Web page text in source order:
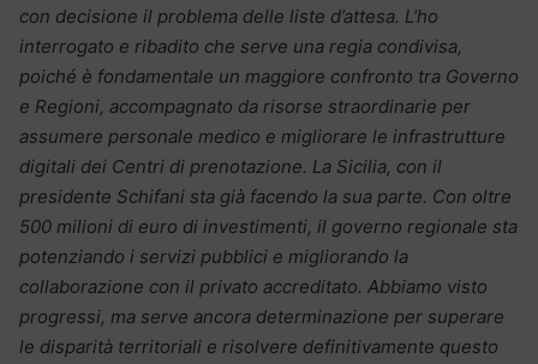
con decisione il problema delle liste d’attesa. L’ho
interrogato e ribadito che serve una regia condivisa,
poiché è fondamentale un maggiore confronto tra Governo
e Regioni, accompagnato da risorse straordinarie per
assumere personale medico e migliorare le infrastrutture
digitali dei Centri di prenotazione. La Sicilia, con il
presidente Schifani sta già facendo la sua parte. Con oltre
500 milioni di euro di investimenti, il governo regionale sta
potenziando i servizi pubblici e migliorando la
collaborazione con il privato accreditato. Abbiamo visto
progressi, ma serve ancora determinazione per superare
le disparità territoriali e risolvere definitivamente questo